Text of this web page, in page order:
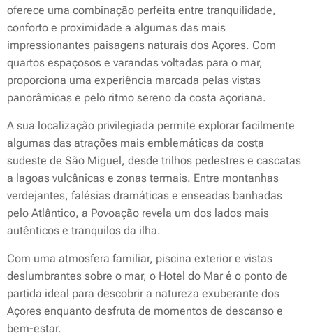
oferece uma combinação perfeita entre tranquilidade,
conforto e proximidade a algumas das mais
impressionantes paisagens naturais dos Açores. Com
quartos espaçosos e varandas voltadas para o mar,
proporciona uma experiência marcada pelas vistas
panorâmicas e pelo ritmo sereno da costa açoriana.
A sua localização privilegiada permite explorar facilmente
algumas das atrações mais emblemáticas da costa
sudeste de São Miguel, desde trilhos pedestres e cascatas
a lagoas vulcânicas e zonas termais. Entre montanhas
verdejantes, falésias dramáticas e enseadas banhadas
pelo Atlântico, a Povoação revela um dos lados mais
autênticos e tranquilos da ilha.
Com uma atmosfera familiar, piscina exterior e vistas
deslumbrantes sobre o mar, o Hotel do Mar é o ponto de
partida ideal para descobrir a natureza exuberante dos
Açores enquanto desfruta de momentos de descanso e
bem-estar.